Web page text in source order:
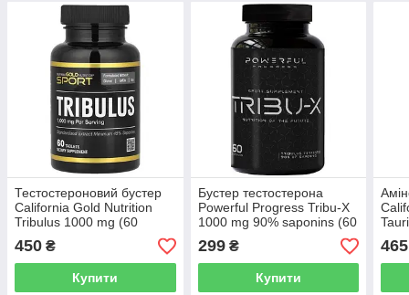
Тестостероновий бустер
California Gold Nutrition
Tribulus 1000 mg (60
таблеток.)
450 ₴
Купити
Бустер тестостерона
Powerful Progress Tribu-X
1000 mg 90% saponins (60
капсул.)
299₴
Купити
465